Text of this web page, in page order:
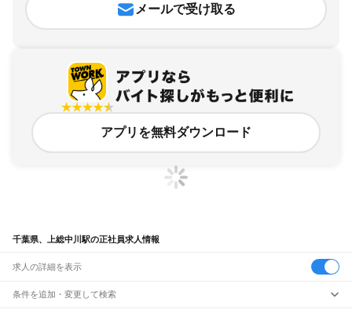
メールで受け取る
アプリを無料ダウンロード
千葉県、上総中川駅の正社員求人情報
求人の詳細を表示
条件を追加・変更して検索